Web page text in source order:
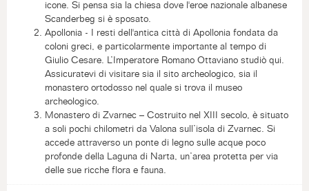
icone. Si pensa sia la chiesa dove l'eroe nazionale albanese
Scanderbeg si è sposato.
Apollonia - I resti dell'antica città di Apollonia fondata da
coloni greci, e particolarmente importante al tempo di
Giulio Cesare. L’Imperatore Romano Ottaviano studiò qui.
Assicuratevi di visitare sia il sito archeologico, sia il
monastero ortodosso nel quale si trova il museo
archeologico.
Monastero di Zvarnec – Costruito nel XIII secolo, è situato
a soli pochi chilometri da Valona sull’isola di Zvarnec. Si
accede attraverso un ponte di legno sulle acque poco
profonde della Laguna di Narta, un’area protetta per via
delle sue ricche flora e fauna.